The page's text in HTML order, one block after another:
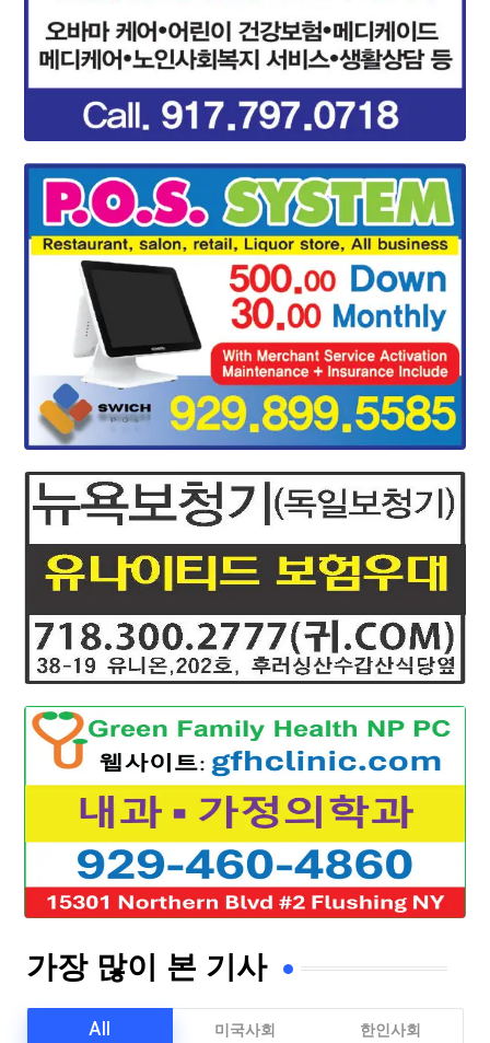
가장 많이 본 기사
All 미국사회 한인사회